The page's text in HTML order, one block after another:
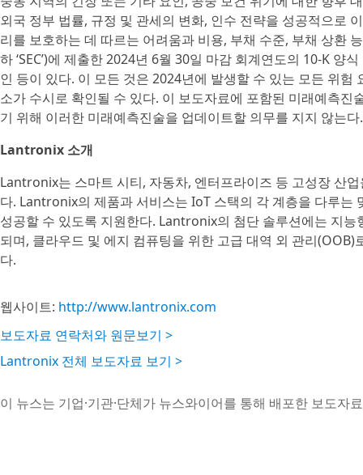
외국 정부 법률, 규정 및 관세의 변화, 인수 전략을 성공적으로
리를 보호하는 데 따르는 어려움과 비용, 부채 수준, 부채 상환
하 ‘SEC’)에 제출한 2024년 6월 30일 마감 회계연도의 10-K 양
인 등이 있다. 이 모든 것은 2024년에 발생할 수 있는 모든 위
소가 수시로 확인될 수 있다. 이 보도자료에 포함된 미래예측
기 위해 이러한 미래예측진술을 업데이트할 의무를 지지 않는다.
Lantronix 소개
Lantronix는 스마트 시티, 자동차, 엔터프라이즈 등 고성장 산
다. Lantronix의 제품과 서비스는 IoT 스택의 각 계층을 다루
성공할 수 있도록 지원한다. Lantronix의 첨단 솔루션에는 지
되며, 클라우드 및 에지 컴퓨팅을 위한 고급 대역 외 관리
다.
웹사이트: http://www.lantronix.com
보도자료 연락처와 원문보기 >
Lantronix 전체 보도자료 보기 >
이 뉴스는 기업·기관·단체가 뉴스와이어를 통해 배포한 보도자